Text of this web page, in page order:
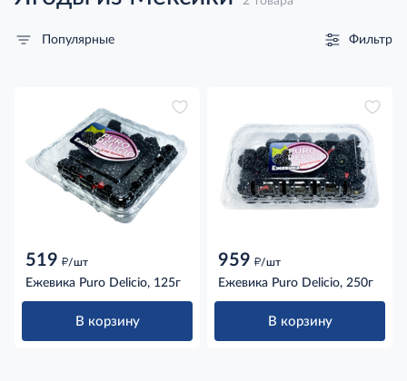
Популярные Фильтр
519 д/шт
Ежевика Puro Delicio, 125г
В корзину
959 д/шт
Ежевика Puro Delicio, 250г
В корзину